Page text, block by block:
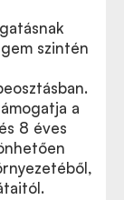
szintén
a
8 éves